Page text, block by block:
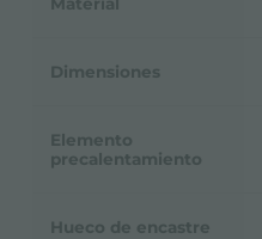
Material
Dimensiones
Elemento
precalentamiento
Hueco de encastre